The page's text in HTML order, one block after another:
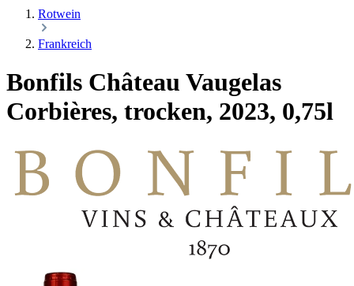
Rotwein
Frankreich
Bonfils Château Vaugelas
Corbières, trocken, 2023, 0,75l